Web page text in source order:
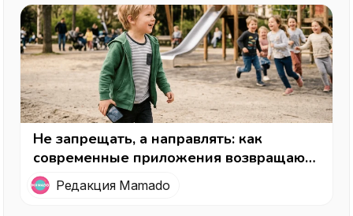
Не запрещать, а направлять: как
современные приложения возвращают
детям детство (и родителям —
спокойствие)
Редакция Mamado